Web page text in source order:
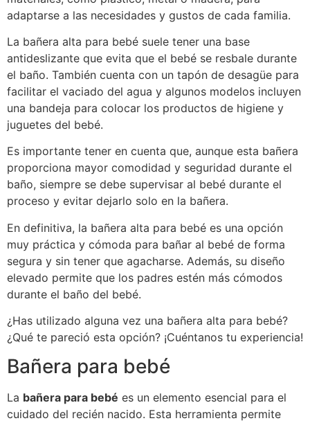
adaptarse a las necesidades y gustos de cada familia.
La bañera alta para bebé suele tener una base
antideslizante que evita que el bebé se resbale durante
el baño. También cuenta con un tapón de desagüe para
facilitar el vaciado del agua y algunos modelos incluyen
una bandeja para colocar los productos de higiene y
juguetes del bebé.
Es importante tener en cuenta que, aunque esta bañera
proporciona mayor comodidad y seguridad durante el
baño, siempre se debe supervisar al bebé durante el
proceso y evitar dejarlo solo en la bañera.
En definitiva, la bañera alta para bebé es una opción
muy práctica y cómoda para bañar al bebé de forma
segura y sin tener que agacharse. Además, su diseño
elevado permite que los padres estén más cómodos
durante el baño del bebé.
¿Has utilizado alguna vez una bañera alta para bebé?
¿Qué te pareció esta opción? ¡Cuéntanos tu experiencia!
Bañera para bebé
La bañera para bebé es un elemento esencial para el
cuidado del recién nacido. Esta herramienta permite